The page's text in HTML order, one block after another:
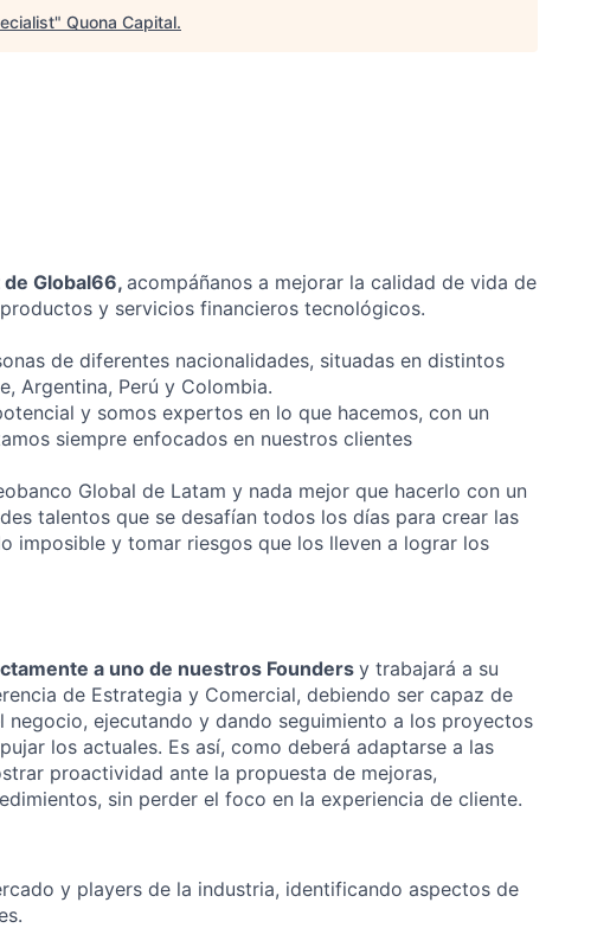
" Quona Capital.
Global66, acompáñanos a mejorar la calidad de vida de
y servicios financieros tecnológicos.
de diferentes nacionalidades, situadas en distintos
Argentina, Perú y Colombia.
y somos expertos en lo que hacemos, con un
siempre enfocados en nuestros clientes
Global de Latam y nada mejor que hacerlo con un
talentos que se desafían todos los días para crear las
imposible y tomar riesgos que los lleven a lograr los
a uno de nuestros Foundersy trabajará a su
de Estrategia y Comercial, debiendo ser capaz de
negocio, ejecutando y dando seguimiento a los proyectos
los actuales. Es así, como deberá adaptarse a las
proactividad ante la propuesta de mejoras,
sin perder el foco en la experiencia de cliente.
y players de la industria, identificando aspectos de